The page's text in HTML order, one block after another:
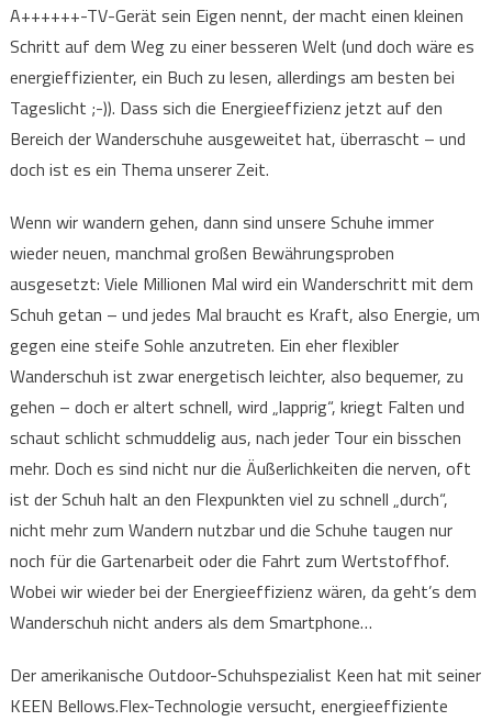
A++++++-TV-Gerät sein Eigen nennt, der macht einen kleinen
Schritt auf dem Weg zu einer besseren Welt (und doch wäre es
energieffizienter, ein Buch zu lesen, allerdings am besten bei
Tageslicht ;-)). Dass sich die Energieeffizienz jetzt auf den
Bereich der Wanderschuhe ausgeweitet hat, überrascht – und
doch ist es ein Thema unserer Zeit.
Wenn wir wandern gehen, dann sind unsere Schuhe immer
wieder neuen, manchmal großen Bewährungsproben
ausgesetzt: Viele Millionen Mal wird ein Wanderschritt mit dem
Schuh getan – und jedes Mal braucht es Kraft, also Energie, um
gegen eine steife Sohle anzutreten. Ein eher flexibler
Wanderschuh ist zwar energetisch leichter, also bequemer, zu
gehen – doch er altert schnell, wird „lapprig“, kriegt Falten und
schaut schlicht schmuddelig aus, nach jeder Tour ein bisschen
mehr. Doch es sind nicht nur die Äußerlichkeiten die nerven, oft
ist der Schuh halt an den Flexpunkten viel zu schnell „durch“,
nicht mehr zum Wandern nutzbar und die Schuhe taugen nur
noch für die Gartenarbeit oder die Fahrt zum Wertstoffhof.
Wobei wir wieder bei der Energieeffizienz wären, da geht’s dem
Wanderschuh nicht anders als dem Smartphone…
Der amerikanische Outdoor-Schuhspezialist Keen hat mit seiner
KEEN Bellows.Flex-Technologie versucht, energieeffiziente